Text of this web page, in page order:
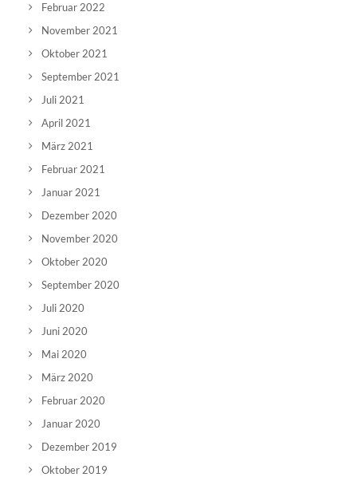
Februar 2022
November 2021
Oktober 2021
September 2021
Juli 2021
April 2021
März 2021
Februar 2021
Januar 2021
Dezember 2020
November 2020
Oktober 2020
September 2020
Juli 2020
Juni 2020
Mai 2020
März 2020
Februar 2020
Januar 2020
Dezember 2019
Oktober 2019